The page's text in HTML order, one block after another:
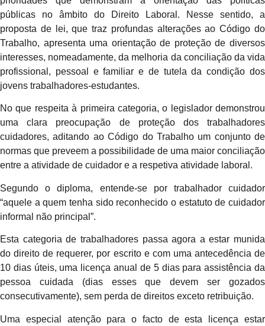
públicas no âmbito do Direito Laboral. Nesse sentido, a
proposta de lei, que traz profundas alterações ao Código do
Trabalho, apresenta uma orientação de proteção de diversos
interesses, nomeadamente, da melhoria da conciliação da vida
profissional, pessoal e familiar e de tutela da condição dos
jovens trabalhadores-estudantes.
No que respeita à primeira categoria, o legislador demonstrou
uma clara preocupação de proteção dos trabalhadores
cuidadores, aditando ao Código do Trabalho um conjunto de
normas que preveem a possibilidade de uma maior conciliação
entre a atividade de cuidador e a respetiva atividade laboral.
Segundo o diploma, entende-se por trabalhador cuidador
“aquele a quem tenha sido reconhecido o estatuto de cuidador
informal não principal”.
Esta categoria de trabalhadores passa agora a estar munida
do direito de requerer, por escrito e com uma antecedência de
10 dias úteis, uma licença anual de 5 dias para assistência da
pessoa cuidada (dias esses que devem ser gozados
consecutivamente), sem perda de direitos exceto retribuição.
Uma especial atenção para o facto de esta licença estar